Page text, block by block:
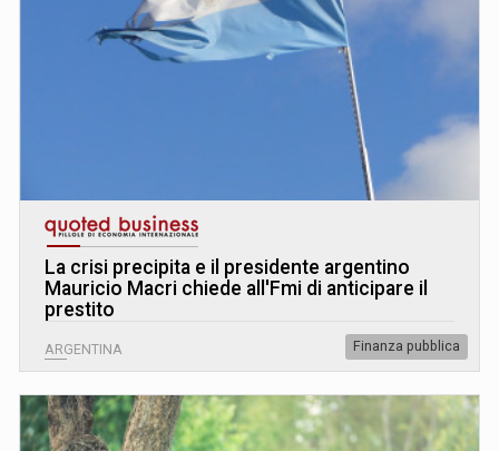
La crisi precipita e il presidente argentino
Mauricio Macri chiede all'Fmi di anticipare il
prestito
ARGENTINA Finanza pubblica